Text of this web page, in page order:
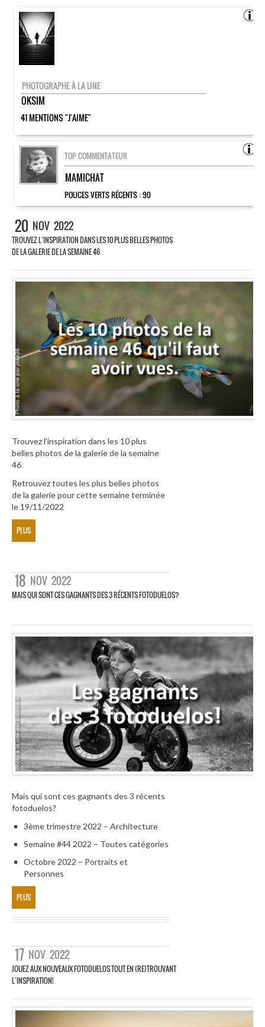
PHOTOGRAPHE À LA UNE
OKSIM
41 MENTIONS "J'AIME"
TOP COMMENTATEUR
MAMICHAT
POUCES VERTS RÉCENTS :90
20 NOV 2022
TROUVEZ L’INSPIRATION DANS LES 10 PLUS BELLES PHOTOS
DE LA GALERIE DE LA SEMAINE 46
Trouvez l’inspiration dans les 10 plus
belles photos de la galerie de la semaine
46
Retrouvez toutes les plus belles photos
de la galerie pour cette semaine terminée
le 19/11/2022
PLUS
18 NOV 2022
MAIS QUI SONT CES GAGNANTS DES 3 RÉCENTS FOTODUELOS?
Mais qui sont ces gagnants des 3 récents
fotoduelos?
3ème trimestre 2022 – Architecture
Semaine #44 2022 – Toutes catégories
Octobre 2022 – Portraits et
Personnes
PLUS
17 NOV 2022
JOUEZ AUX NOUVEAUX FOTODUELOS TOUT EN (RE)TROUVANT
L’INSPIRATION!